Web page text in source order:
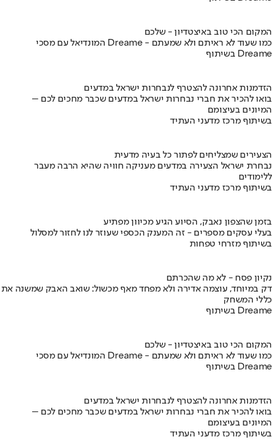
המקום הכי טוב באיצטדיון - שלכם
המונדיאל עם מסכי Dreame - כמו שעוד לא ראיתם ולא שמעתם
בשיתוף Dreame
הזדמנות אחרונה להצטרף לנבחרות ישראל במדעים
בואו להכיר את חברי נבחרות ישראל במדעים שכבר מחכים לכם –
המיונים בעיצומם
בשיתוף מרכז מדעני העתיד
הצעירים שמצליחים לפתור כל בעיה מדעית
נבחרת ישראל הצעירה במדעים מעניקה חוויה שהיא הרבה מעבר
ללימודים
בשיתוף מרכז מדעני העתיד
בזמן שהצפון נאבק, הסיוע הגיע מכיוון מפתיע
בעלי עסקים מספרים - זה המענק הכספי שעוזר לנו לחזור למסלול
בשיתוף מזרחי טפחות
נקיון פסח - לא מה שהכרתם
דק במיוחד, עוצמה אדירה ולא מפחד מאף מכשול: שואב האבק שמשנה את
כללי המשחק
בשיתוף Dreame
המקום הכי טוב באיצטדיון - שלכם
המונדיאל עם מסכי Dreame - כמו שעוד לא ראיתם ולא שמעתם
בשיתוף Dreame
הזדמנות אחרונה להצטרף לנבחרות ישראל במדעים
בואו להכיר את חברי נבחרות ישראל במדעים שכבר מחכים לכם –
המיונים בעיצומם
בשיתוף מרכז מדעני העתיד